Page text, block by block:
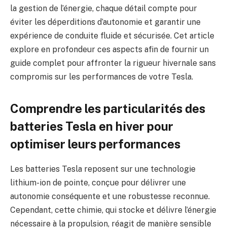
la gestion de l’énergie, chaque détail compte pour
éviter les déperditions d’autonomie et garantir une
expérience de conduite fluide et sécurisée. Cet article
explore en profondeur ces aspects afin de fournir un
guide complet pour affronter la rigueur hivernale sans
compromis sur les performances de votre Tesla.
Comprendre les particularités des
batteries Tesla en hiver pour
optimiser leurs performances
Les batteries Tesla reposent sur une technologie
lithium-ion de pointe, conçue pour délivrer une
autonomie conséquente et une robustesse reconnue.
Cependant, cette chimie, qui stocke et délivre l’énergie
nécessaire à la propulsion, réagit de manière sensible